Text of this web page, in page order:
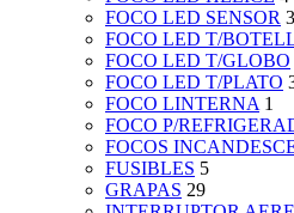
FOCO LED SENSOR 3
FOCO LED T/
FOCO LED T/GLOBO
FOCO LED T/PLATO
FOCO LINTERNA 1
FOCO P/
FOCOS
FUSIBLES 5
GRAPAS 29